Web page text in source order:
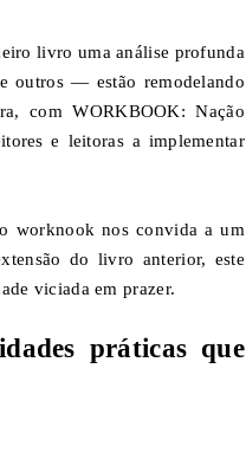
livro uma análise profunda
outros — estão remodelando
com WORKBOOK: Nação
e leitoras a implementar
worknook nos convida a um
do livro anterior, este
viciada em prazer.
práticas que